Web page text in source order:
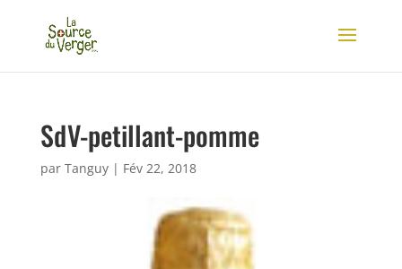
SdV-petillant-pomme
par Tanguy| Fév 22, 2018